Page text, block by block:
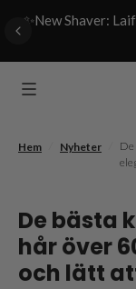
✨New Shaver:
Hem Nyheter
De bästa
hår över
och lätt